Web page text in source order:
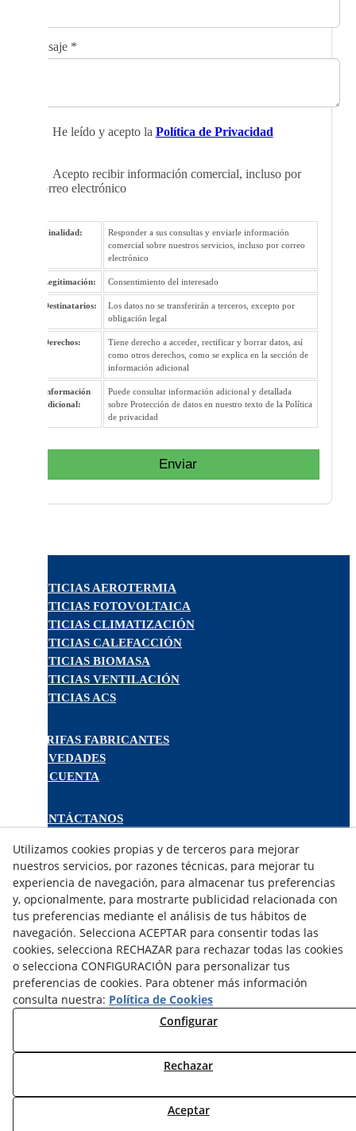
Mensaje *
He leído y acepto la Política de Privacidad
Acepto recibir información comercial, incluso por
correo electrónico
Finalidad:
Responder a sus consultas y enviarle información
comercial sobre nuestros servicios, incluso por correo
electrónico
Legitimación: Consentimiento del interesado
Destinatarios:
Los datos no se transferirán a terceros, excepto por
obligación legal
Derechos:
Tiene derecho a acceder, rectificar y borrar datos, así
como otros derechos, como se explica en la sección de
información adicional
Información
adicional:
Puede consultar información adicional y detallada
sobre Protección de datos en nuestro texto de la Política
de privacidad
Enviar
NOTICIAS AEROTERMIA
NOTICIAS FOTOVOLTAICA
NOTICIAS CLIMATIZACIÓN
NOTICIAS CALEFACCIÓN
NOTICIAS BIOMASA
NOTICIAS VENTILACIÓN
NOTICIAS ACS
TARIFAS FABRICANTES
NOVEDADES
MI CUENTA
CONTÁCTANOS
TRABAJA CON NOSOTROS
¿QUIENES SOMOS?
AVISO LEGAL
POLÍTICA DE COOKIES
POLÍTICA DE PRIVACIDAD
DERECHO DESISITIMIENTO
CONDICIONES USO
CONDICIONES COMPRA
© 08/2026 DEAC SOLUCIONS ENERGÈTIQUES, S.L. -
Todos los derechos reservados.
Utilizamos cookies propias y de terceros para mejorar
nuestros servicios, por razones técnicas, para mejorar tu
experiencia de navegación, para almacenar tus preferencias
y, opcionalmente, para mostrarte publicidad relacionada con
tus preferencias mediante el análisis de tus hábitos de
navegación. Selecciona ACEPTAR para consentir todas las
cookies, selecciona RECHAZAR para rechazar todas las cookies
o selecciona CONFIGURACIÓN para personalizar tus
preferencias de cookies. Para obtener más información
consulta nuestra: Política de Cookies
Configurar
Rechazar
Aceptar